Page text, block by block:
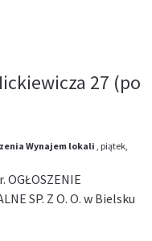
27 (po
Wynajem lokali , piątek,
OGŁOSZENIE
SP. Z O. O. w Bielsku